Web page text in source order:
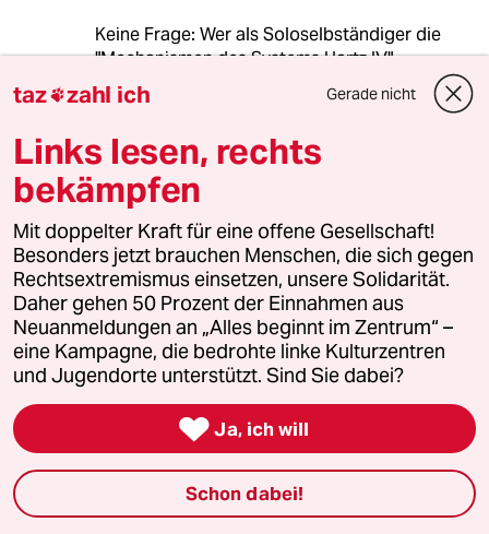
Keine Frage: Wer als Soloselbständiger die
"Mechanismen des Systems Hartz IV"
verinnerlicht hat und einem Mißbrauch des
Systems nicht abgeneigt ist, der hat auch
lassen kann!
Und da die steuerliche Gewinnermittlung bei
Soloselbständigen ausreichend Spielraum für
Kreativität erlaubt um mit der ALG II- Leistung
verrechenbare Einkünfte zu drücken, ist leicht
nachvollziehbar, dass das soziale Netz auch
hier zum Mißbrauch einlädt!?
Aber der Mißbrauch kann doch nun wirklich im
nicht im Interesse des arbeitenden
Steuerzahlers liegen,- oder!?
taz zahl ich Gerade nicht
Links lesen, rechts
bekämpfen
Mit doppelter Kraft für eine offene Gesellschaft!
Besonders jetzt brauchen Menschen, die sich gegen
Rechtsextremismus einsetzen, unsere Solidarität.
Daher gehen 50 Prozent der Einnahmen aus
Neuanmeldungen an „Alles beginnt im Zentrum“ –
eine Kampagne, die bedrohte linke Kulturzentren
und Jugendorte unterstützt. Sind Sie dabei?
 Ja, ich will
Schon dabei!